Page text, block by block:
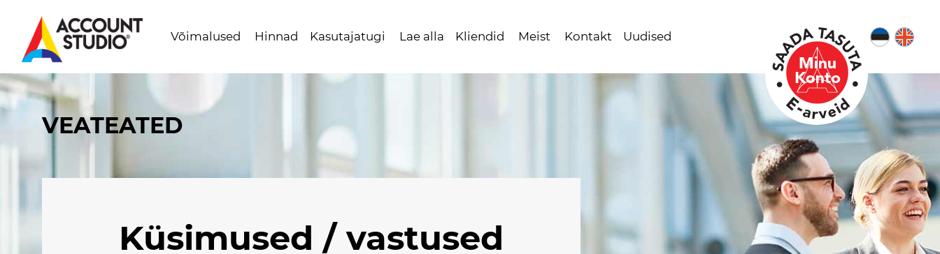
Mine
lehe
Võimalused Hinnad Kasutajatugi Lae alla Kliendid Meist Kontakt Uudised
VEATEATED
Küsimused / vastused